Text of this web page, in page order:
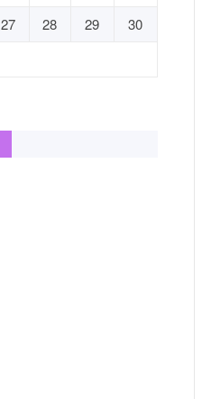
27 28 29
30